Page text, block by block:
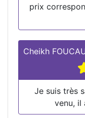
prix
Cheikh
Je suis très
venu, il